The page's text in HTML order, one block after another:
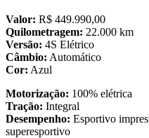
Valor: R$ 449.990,00
Quilometragem: 22.000 km
Versão: 4S Elétrico
Câmbio: Automático
Cor: Azul
Motorização: 100% elétrica
Tração: Integral
Desempenho: Esportivo
superesportivo